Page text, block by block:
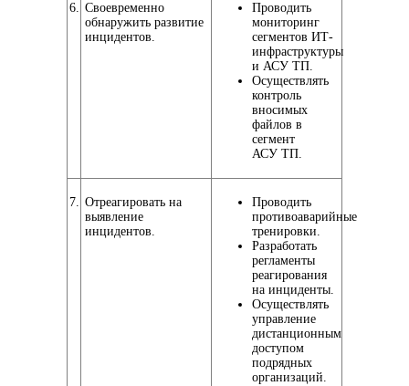
6. Своевременно
обнаружить развитие
инцидентов.
Проводить
мониторинг
сегментов ИТ-
инфраструктуры
и АСУ ТП.
Осуществлять
контроль
вносимых
файлов в
сегмент
АСУ ТП.
7. Отреагировать на
выявление
инцидентов.
Проводить
противоаварийные
тренировки.
Разработать
регламенты
реагирования
на инциденты.
Осуществлять
управление
дистанционным
доступом
подрядных
организаций.